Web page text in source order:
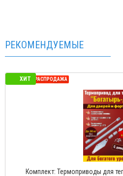
РЕКОМЕНДУЕМЫЕ
Усиленная"